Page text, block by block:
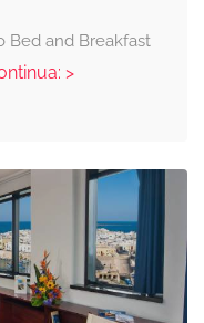
Bed and Breakfast
>